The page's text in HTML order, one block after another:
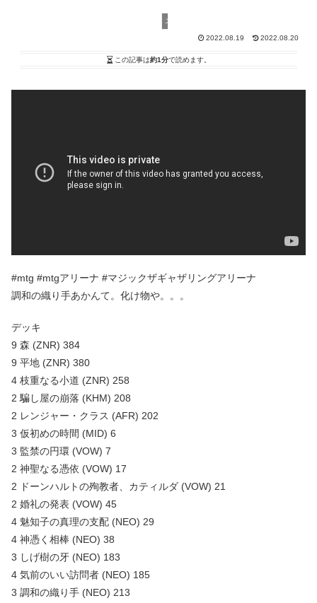
スタンダード
2022.08.19 2022.08.20
この記事は約1分で読めます。
#mtg #mtgアリーナ #マジックザギャザリングアリーナ
調和の織り手あかんて。化け物や。。。
デッキ
9 森 (ZNR) 384
9 平地 (ZNR) 380
4 枝重なる小道 (ZNR) 258
2 騙し屋の崩落 (KHM) 208
2 レンジャー・クラス (AFR) 202
3 仮初めの時間 (MID) 6
3 監禁の円環 (VOW) 7
2 神聖なる憑依 (VOW) 17
2 ドーンハルトの殉教者、カティルダ (VOW) 21
2 婚礼の発表 (VOW) 45
4 魅知子の真理の支配 (NEO) 29
4 神憑く相棒 (NEO) 38
3 しげ樹の牙 (NEO) 183
4 気前のいい訪問者 (NEO) 185
3 調和の織り手 (NEO) 213